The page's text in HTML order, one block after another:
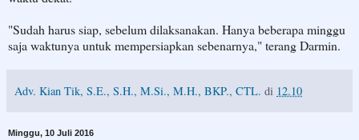
"Sudah harus siap, sebelum dilaksanakan. Hanya beberapa minggu
saja waktunya untuk mempersiapkan sebenarnya," terang Darmin.
Adv. Kian Tik, S.E., S.H., M.Si., M.H., BKP., CTL. di 12.10
Minggu, 10 Juli 2016